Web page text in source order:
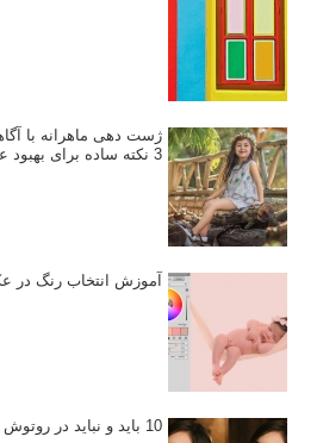
ژست دهی ماهرانه با
3 نکته ساده برای بهبود عکاسی پرتره
آموزش انتخاب رنگ در
10 باید و نباید در روتوش عکس ها